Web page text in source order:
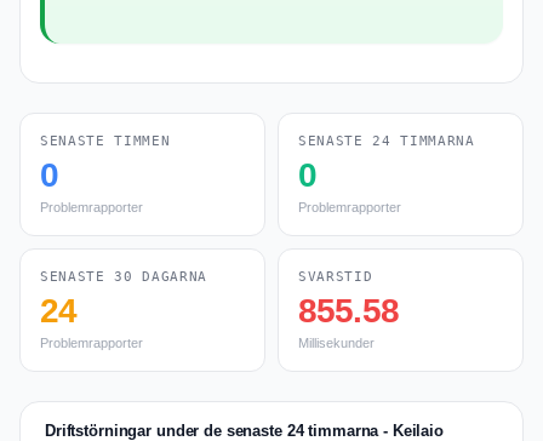
SENASTE TIMMEN
0
Problemrapporter
SENASTE 24 TIMMARNA
0
Problemrapporter
SENASTE 30 DAGARNA
24
Problemrapporter
SVARSTID
855.58
Millisekunder
Driftstörningar under de senaste 24 timmarna - Keilaio